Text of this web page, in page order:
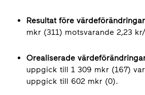
Resultat före värdeförändringar
mkr (311) motsvarande 2,23
Orealiserade
uppgick till 1 309 mkr (167)
uppgick till 602 mkr (0).